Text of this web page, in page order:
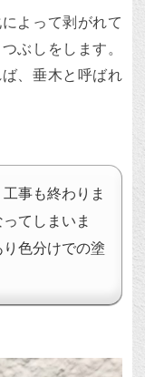
よって剥がれて
ぶしをします。
、垂木と呼ばれ
事も終わりま
てしまいま
色分けでの塗